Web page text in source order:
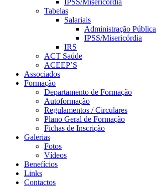
IPSS/Misericórdia
Tabelas
Salariais
Administração Pública
IPSS/Misericórdia
IRS
ACT Saúde
ACEEP’S
Associados
Formação
Departamento de Formação
Autoformação
Regulamentos / Circulares
Plano Geral de Formação
Fichas de Inscrição
Galerias
Fotos
Vídeos
Benefícios
Links
Contactos